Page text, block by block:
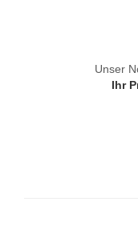
Unser
Ihr